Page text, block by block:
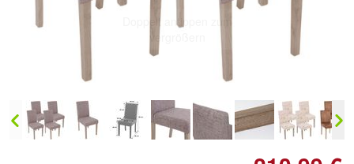
Doppelt antippen zum
vergrößern